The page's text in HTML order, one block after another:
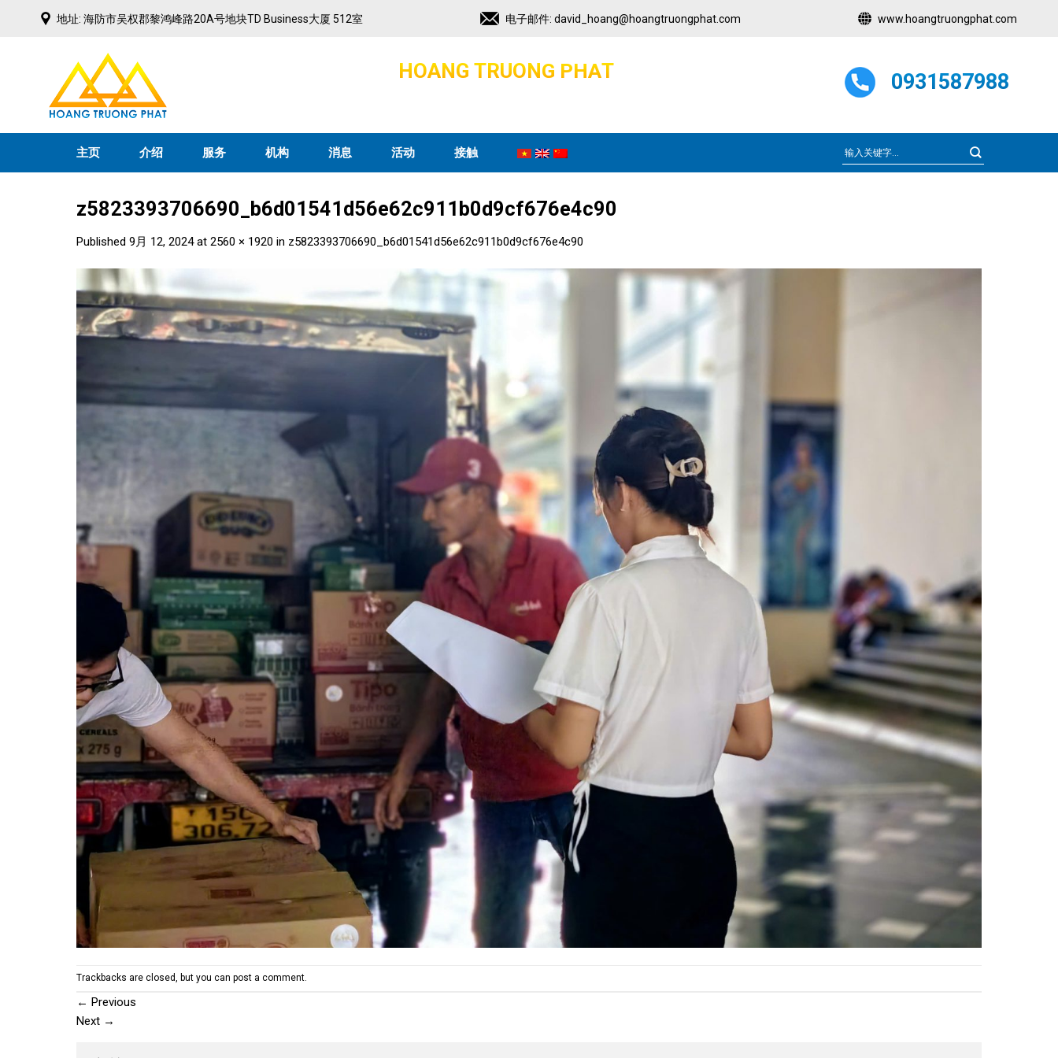
地址: 海防市吴权郡黎鸿峰路20A号地块TD Business大厦 512室 电子邮件: david_hoang@hoangtruongphat.com www.hoangtruongphat.com
HOANG TRUONG PHAT 0931587988
主页 介绍 服务 机构 消息 活动 接触
z5823393706690_b6d01541d56e62c911b0d9cf676e4c90
Published 9月 12, 2024at 2560 × 1920 in z5823393706690_b6d01541d56e62c911b0d9cf676e4c90
Trackbacks are closed, but you can post a comment.
← Previous
Next →